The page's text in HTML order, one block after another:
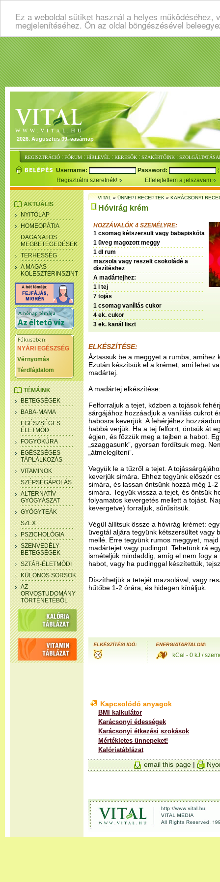
Ez a weboldal sütiket használ a helyes
megjelenítéséhez. Ön az oldal böngészésével
2026. Augusztus 09. vasárnap
REGISZTRÁCIÓ : FÓRUM : HÍRLEVÉL : KERESŐK : SZAKÉRTŐINK :
Username:
Password:
Regisztrálni szeretnék!
Elfelejtettem a jelszavam
AKTUÁLIS
NYITÓLAP
HOMEOPÁTIA
DAGANATOS
MEGBETEGEDÉSEK
TERHESSÉG
A MAGAS
KOLESZTERINSZINT
NYÁRI EGÉSZSÉG
Vérnyomás
Térdfájdalom
TÉMÁINK
BETEGSÉGEK
BABA-MAMA
EGÉSZSÉGES
ÉLETMÓD
FOGYÓKÚRA
EGÉSZSÉGES
TÁPLÁLKOZÁS
VITAMINOK
SZÉPSÉGÁPOLÁS
ALTERNATÍV
GYÓGYÁSZAT
GYÓGYTEÁK
SZEX
PSZICHOLÓGIA
SZENVEDÉLY-
BETEGSÉGEK
SZTÁR-ÉLETMÓDI
KÜLÖNÖS SORSOK
AZ
ORVOSTUDOMÁNY
TÖRTÉNETÉBŐL
VITAL»ÜNNEPI RECEPTEK»KARÁCSONYI
Hóvirág krém
HOZZÁVALÓK 4 SZEMÉLYRE:
1 csomag kétszersült vagy babapiskóta
1 üveg magozott meggy
1 dl rum
mazsola vagy reszelt csokoládé a
díszítéshez
A madártejhez:
1 l tej
7 tojás
1 csomag vaníliás cukor
4 ek. cukor
3 ek. kanál liszt
ELKÉSZÍTÉSE:
Áztassuk be a meggyet a rumba, amihez
Ezután készítsük el a krémet, ami lehet
madártej.
A madártej elkészítése:
Felforraljuk a tejet, közben a tojások
sárgájához hozzáadjuk a vaníliás cukrot
habosra keverjük. A fehérjéhez
habbá verjük. Ha a tej felforrt, öntsük át
égjen, és főzzük meg a tejben a habot.
„szaggasunk”, gyorsan fordítsuk meg.
„átmelegíteni”.
Vegyük le a tűzről a tejet. A
keverjük simára. Ehhez tegyünk először
simára, és lassan öntsünk hozzá még 1-
simára. Tegyük vissza a tejet, és öntsük
folyamatos kevergetés mellett a tojást.
kevergetve) forraljuk, sűrűsítsük.
Végül állítsuk össze a hóvirág krémet:
üvegtál aljára tegyünk kétszersültet vagy
mellé. Erre tegyünk rumos meggyet,
madártejet vagy pudingot. Tehetünk rá
ismételjük mindaddig, amíg el nem fogy
habot, vagy ha pudinggal készítettük,
Díszíthetjük a tetejét mazsolával, vagy
hűtőbe 1-2 órára, és hidegen kínáljuk.
kCal - 0 kJ /
Kapcsolódó anyagok
BMI kalkulátor
Karácsonyi édességek
Karácsonyi étkezési szokások
Mértékletes ünnepeket!
Kalóriatáblázat
email this page |